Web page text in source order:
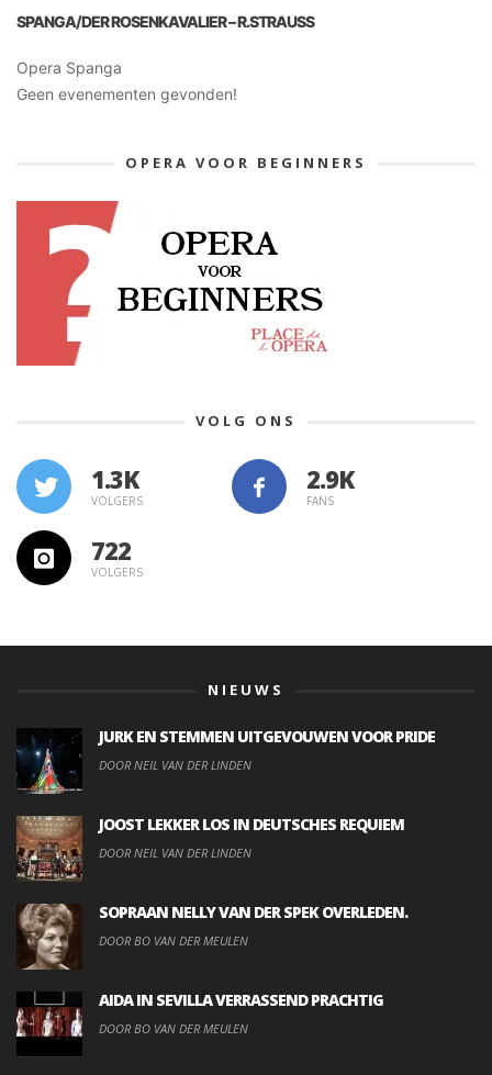
SPANGA/DER ROSENKAVALIER – R.STRAUSS
Opera Spanga
Geen evenementen gevonden!
OPERA VOOR BEGINNERS
VOLG ONS
1.3K
VOLGERS FANS
722
VOLGERS
NIEUWS
JURK EN STEMMEN UITGEVOUWEN VOOR PRIDE
DOOR NEIL VAN DER LINDEN
JOOST LEKKER LOS IN DEUTSCHES REQUIEM
DOOR NEIL VAN DER LINDEN
SOPRAAN NELLY VAN DER SPEK OVERLEDEN.
DOOR BO VAN DER MEULEN
AIDA IN SEVILLA VERRASSEND PRACHTIG
DOOR BO VAN DER MEULEN